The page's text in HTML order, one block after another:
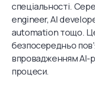
спеціальності.
engineer, AI
automation тощо.
безпосередньо
впровадженням AI-
процеси.